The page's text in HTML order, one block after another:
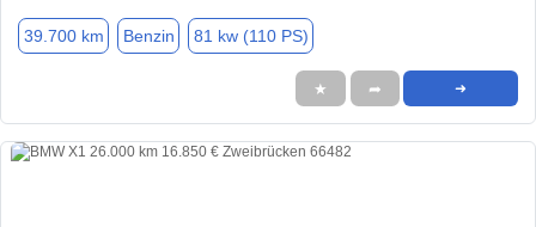
39.700 km Benzin 81 kw (110 PS)
★ ➦ ➜